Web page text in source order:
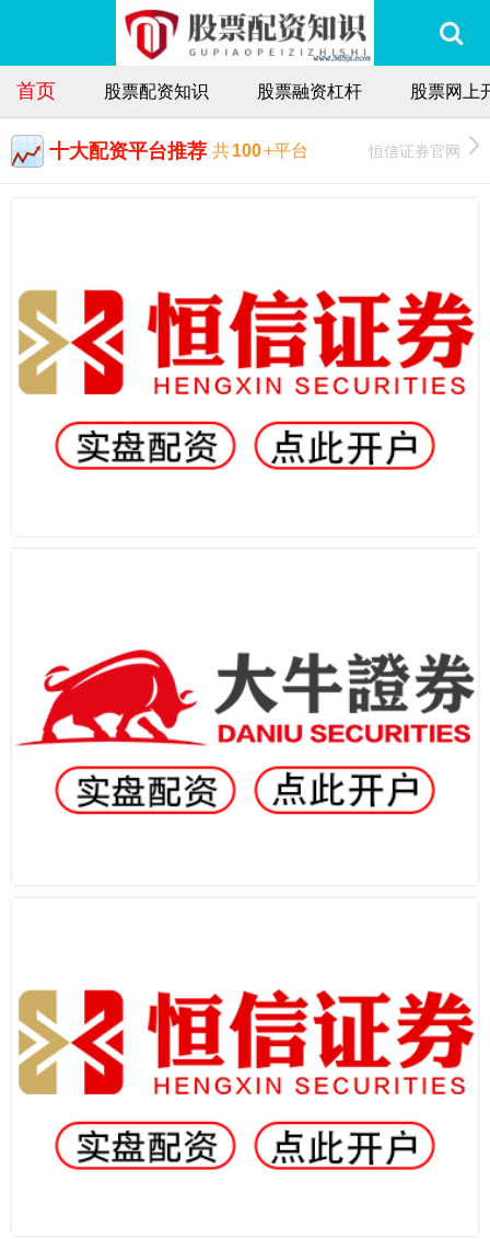
首页 股票配资知识 股票融资杠杆 股票网上
十大配资平台推荐 共100+平台 恒信证券官网